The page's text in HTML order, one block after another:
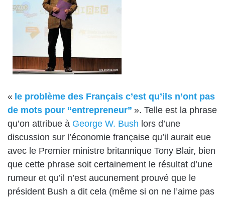
« le problème des Français c’est qu’ils n’ont pas
de mots pour “entrepreneur” ». Telle est la phrase
qu’on attribue à George W. Bush lors d’une
discussion sur l’économie française qu’il aurait eue
avec le Premier ministre britannique Tony Blair, bien
que cette phrase soit certainement le résultat d’une
rumeur et qu’il n’est aucunement prouvé que le
président Bush a dit cela (même si on ne l’aime pas